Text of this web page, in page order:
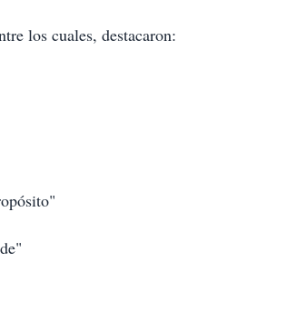
los cuales, destacaron: